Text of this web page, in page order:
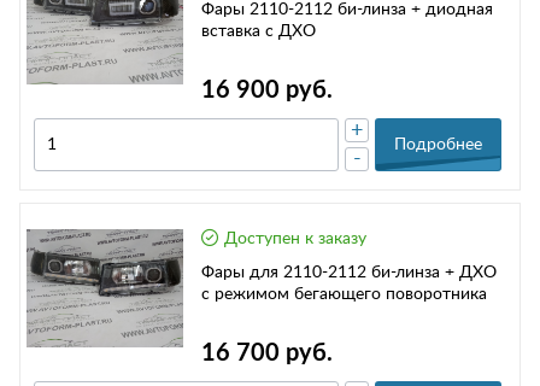
Фары 2110-2112 би-линза + диодная
вставка с ДХО
16 900 руб.
-
+
Подробнее
Доступен к заказу
Фары для 2110-2112 би-линза + ДХО
с режимом бегающего поворотника
16 700 руб.